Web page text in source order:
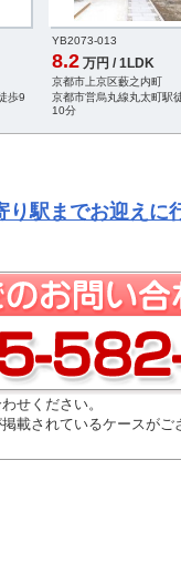
歩9
YB2073-013
8.2 万円 / 1LDK
京都市上京区藪之内町
京都市営烏丸線丸太町駅
10分
り駅までお迎えに
せください。
載されているケースが